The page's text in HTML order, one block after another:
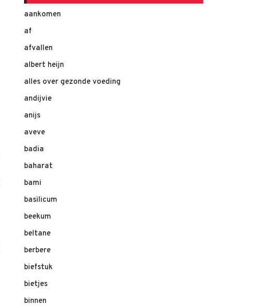
aankomen
af
afvallen
albert heijn
alles over gezonde voeding
andijvie
anijs
aveve
badia
baharat
bami
basilicum
beekum
beltane
berbere
biefstuk
bietjes
binnen